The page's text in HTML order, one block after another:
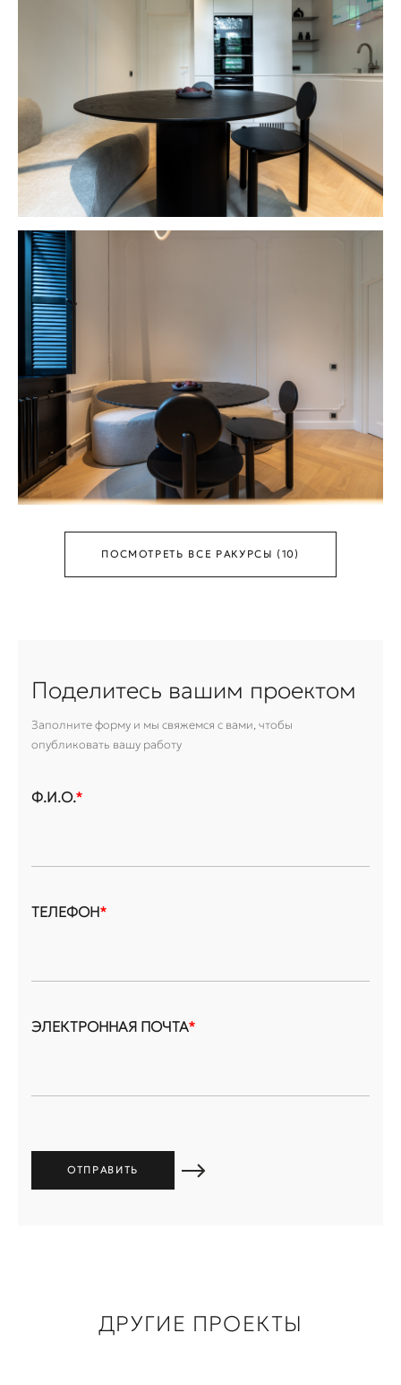
ПОСМОТРЕТЬ ВСЕ РАКУРСЫ (10)
Поделитесь вашим проектом
Заполните форму и мы свяжемся с вами, чтобы
опубликовать вашу работу
Ф.И.О.*
ТЕЛЕФОН*
ЭЛЕКТРОННАЯ ПОЧТА*
ДРУГИЕ ПРОЕКТЫ